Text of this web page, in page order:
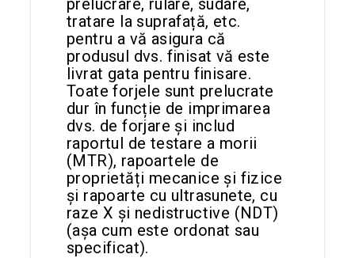
tratare la suprafață, etc.
pentru a vă asigura că
produsul dvs. finisat vă este
livrat gata pentru finisare.
Toate forjele sunt prelucrate
dur în funcție de imprimarea
dvs. de forjare și includ
raportul de testare a morii
(MTR), rapoartele de
proprietăți mecanice și fizice
și rapoarte cu ultrasunete, cu
raze X și nedistructive (NDT)
(așa cum este ordonat sau
specificat).